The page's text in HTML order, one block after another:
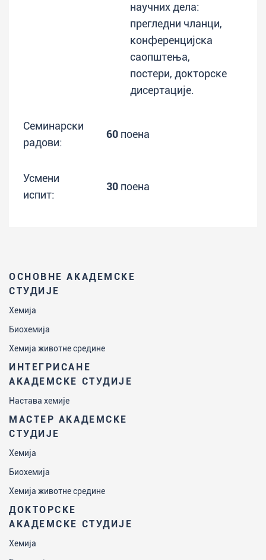
ОСНОВНЕ АКАДЕМСКЕ
СТУДИЈЕ
Хемија
Биохемија
Хемија животне средине
ИНТЕГРИСАНЕ
АКАДЕМСКЕ СТУДИЈЕ
Настава хемије
МАСТЕР АКАДЕМСКЕ
СТУДИЈЕ
Хемија
Биохемија
Хемија животне средине
ДОКТОРСКЕ
АКАДЕМСКЕ СТУДИЈЕ
Хемија
научних дела:
прегледни чланци,
конференцијска
саопштења,
постери, докторске
дисертације.
Семинарски
радови:
60 поена
Усмени
испит:
30 поена